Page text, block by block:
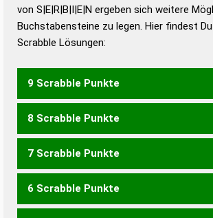
Duden – Die
Duden – Deutsches
von S|E|R|B|I|E|N ergeben sich weitere
Buchstabensteine zu legen. Hier findest
Scrabble Lösungen:
9 Scrabble Punkte
BERNIES BRIESEN REIBENS
8 Scrabble Punkte
BEIERN BEINES BENIES
BIESEN BREIEN BREIES BREINS BRIESE
ERBSEN REIBEN RIEBEN
SIEBEN
7 Scrabble Punkte
BEINE BEINS BERNS
BIESE BINSE BIRNE BREIE BREIN BREIS
6 Scrabble Punkte